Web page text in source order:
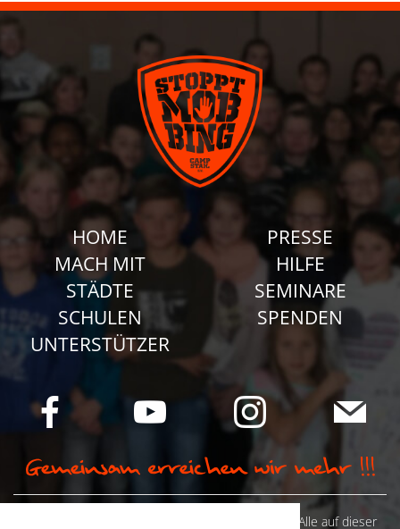
HOME
MACH MIT
STÄDTE
SCHULEN
UNTERSTÜTZER
PRESSE
HILFE
SEMINARE
SPENDEN
© Camp Stahl e.V. 2026 alle Rechte vorbehalten: Alle auf dieser